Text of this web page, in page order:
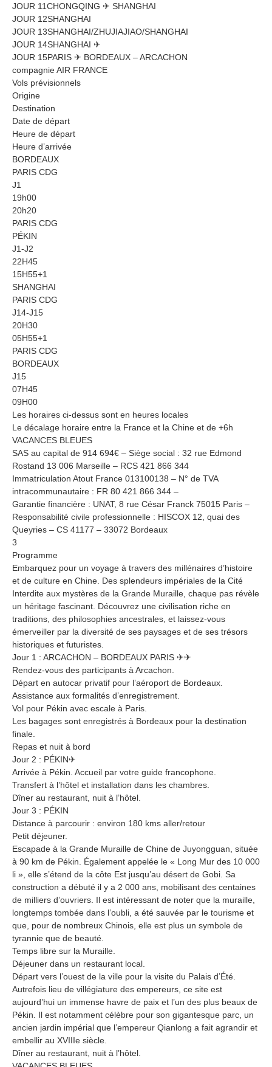
JOUR 11CHONGQING ✈ SHANGHAI
JOUR 12SHANGHAI
JOUR 13SHANGHAI/ZHUJIAJIAO/SHANGHAI
JOUR 14SHANGHAI ✈
JOUR 15PARIS ✈ BORDEAUX – ARCACHON
compagnie AIR FRANCE
Vols prévisionnels
Origine
Destination
Date de départ
Heure de départ
Heure d’arrivée
BORDEAUX
PARIS CDG
J1
19h00
20h20
PARIS CDG
PÉKIN
J1-J2
22H45
15H55+1
SHANGHAI
PARIS CDG
J14-J15
20H30
05H55+1
PARIS CDG
BORDEAUX
J15
07H45
09H00
Les horaires ci-dessus sont en heures locales
Le décalage horaire entre la France et la Chine et de +6h
VACANCES BLEUES
SAS au capital de 914 694€ – Siège social : 32 rue Edmond
Rostand 13 006 Marseille – RCS 421 866 344
Immatriculation Atout France 013100138 – N° de TVA
intracommunautaire : FR 80 421 866 344 –
Garantie financière : UNAT, 8 rue César Franck 75015 Paris –
Responsabilité civile professionnelle : HISCOX 12, quai des
Queyries – CS 41177 – 33072 Bordeaux
3
Programme
Embarquez pour un voyage à travers des millénaires d’histoire
et de culture en Chine. Des splendeurs impériales de la Cité
Interdite aux mystères de la Grande Muraille, chaque pas révèle
un héritage fascinant. Découvrez une civilisation riche en
traditions, des philosophies ancestrales, et laissez-vous
émerveiller par la diversité de ses paysages et de ses trésors
historiques et futuristes.
Jour 1 : ARCACHON – BORDEAUX PARIS ✈✈
Rendez-vous des participants à Arcachon.
Départ en autocar privatif pour l’aéroport de Bordeaux.
Assistance aux formalités d’enregistrement.
Vol pour Pékin avec escale à Paris.
Les bagages sont enregistrés à Bordeaux pour la destination
finale.
Repas et nuit à bord
Jour 2 : PÉKIN✈
Arrivée à Pékin. Accueil par votre guide francophone.
Transfert à l’hôtel et installation dans les chambres.
Dîner au restaurant, nuit à l’hôtel.
Jour 3 : PÉKIN
Distance à parcourir : environ 180 kms aller/retour
Petit déjeuner.
Escapade à la Grande Muraille de Chine de Juyongguan, située
à 90 km de Pékin. Également appelée le « Long Mur des 10 000
li », elle s’étend de la côte Est jusqu’au désert de Gobi. Sa
construction a débuté il y a 2 000 ans, mobilisant des centaines
de milliers d’ouvriers. Il est intéressant de noter que la muraille,
longtemps tombée dans l’oubli, a été sauvée par le tourisme et
que, pour de nombreux Chinois, elle est plus un symbole de
tyrannie que de beauté.
Temps libre sur la Muraille.
Déjeuner dans un restaurant local.
Départ vers l’ouest de la ville pour la visite du Palais d’Été.
Autrefois lieu de villégiature des empereurs, ce site est
aujourd’hui un immense havre de paix et l’un des plus beaux de
Pékin. Il est notamment célèbre pour son gigantesque parc, un
ancien jardin impérial que l’empereur Qianlong a fait agrandir et
embellir au XVIIIe siècle.
Dîner au restaurant, nuit à l’hôtel.